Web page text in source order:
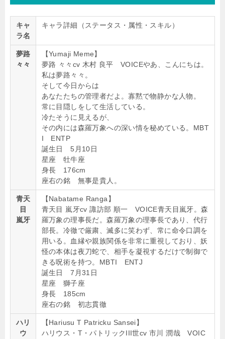
キャ
ラ名
キャラ詳細（ステータス・属性・スキル）
夢路
々々
【Yumaji Meme】
夢路 々々cv 木村 良平 VOICEやあ、こんにちは。
私は夢路々々。
そして今日からは
あなたたちの管理者だよ。寡黙で物静かな人物。
常に目隠しをして生活している。
冷たそうに見えるが、
その内には森羅万象への深い情を秘めている。MBT
I ENTP
誕生日 5月10日
星座 牡牛座
身長 176cm
座右の銘 無事是貴人。
青天
目
嵐牙
【Nabatame Ranga】
青天目 嵐牙cv 諏訪部 順一 VOICE青天目嵐牙。森
羅万象の理事長だ。森羅万象の理事長であり、代行
部長。冷徹で厳粛、滅多に笑わず、常に命令口調を
用いる。血縁や親族関係を非常に重視しており、妖
怪の本体は夜刀蛇で、相手を凝視するだけで制御で
きる呪術を持つ。MBTI ENTJ
誕生日 7月31日
星座 獅子座
身長 185cm
座右の銘 初志貫徹
ハリ
ウ
【Hariusu T Patricku Sansei】
ハリウス・T・パトリックIII世cv 市川 潤哉 VOIC